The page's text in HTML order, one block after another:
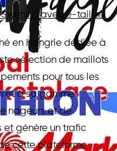
avec e-tailize.
en Hongrie dédiée à
sélection de maillots
pour tous les
et à sa gamme
nageurs et de
et génère un trafic
cette plateforme